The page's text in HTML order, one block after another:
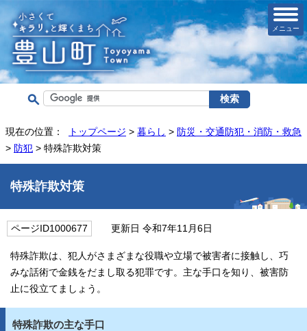
メニュー
現在の位置： トップページ > 暮らし > 防災・交通防犯・消防・救急
> 防犯 > 特殊詐欺対策
特殊詐欺対策
ページID1000677 更新日 令和7年11月6日
特殊詐欺は、犯人がさまざまな役職や立場で被害者に接触し、巧
みな話術で金銭をだまし取る犯罪です。主な手口を知り、被害防
止に役立てましょう。
特殊詐欺の主な手口